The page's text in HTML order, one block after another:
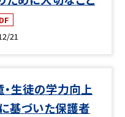
21
・生徒の学力向上
基づいた保護者